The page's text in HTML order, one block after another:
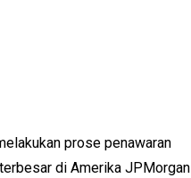
prose penawaran
di Amerika JPMorgan